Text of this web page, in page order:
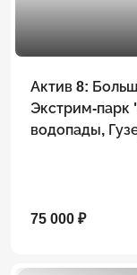
Актив 8: Большая Азишская пещера, сплав,
Экстрим-
водопады,
75 000 ₽